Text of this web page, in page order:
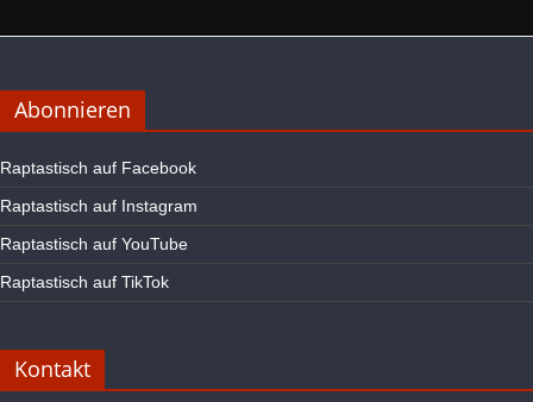
Abonnieren
Raptastisch auf Facebook
Raptastisch auf Instagram
Raptastisch auf YouTube
Raptastisch auf TikTok
Kontakt